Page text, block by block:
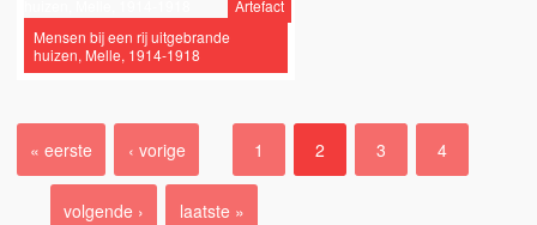
Artefact
Mensen bij een rij uitgebrande
huizen, Melle, 1914-1918
Pagina's
« eerste ‹ vorige 1 2 3 4
volgende › laatste »